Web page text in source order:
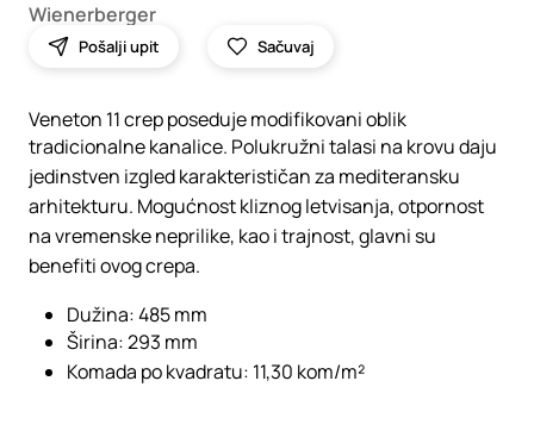
Wienerberger
Pošalji upit Sačuvaj
Veneton 11 crep poseduje modifikovani oblik
tradicionalne kanalice. Polukružni talasi na krovu daju
jedinstven izgled karakterističan za mediteransku
arhitekturu. Mogućnost kliznog letvisanja, otpornost
na vremenske neprilike, kao i trajnost, glavni su
benefiti ovog crepa.
Dužina: 485 mm
Širina: 293 mm
Komada po kvadratu: 11,30 kom/m²